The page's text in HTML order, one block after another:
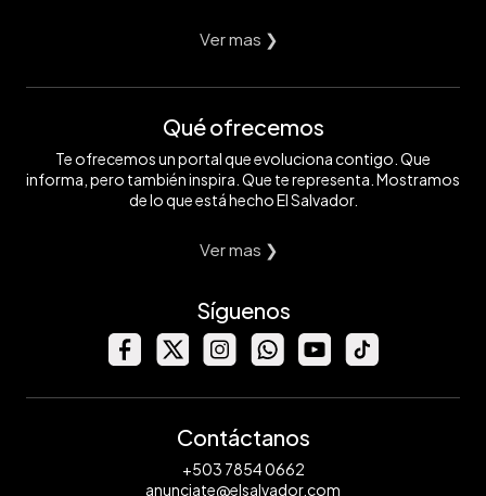
Ver mas ❯
Qué ofrecemos
Te ofrecemos un portal que evoluciona contigo. Que
informa, pero también inspira. Que te representa. Mostramos
de lo que está hecho El Salvador.
Ver mas ❯
Síguenos
Contáctanos
+503 7854 0662
anunciate@elsalvador.com